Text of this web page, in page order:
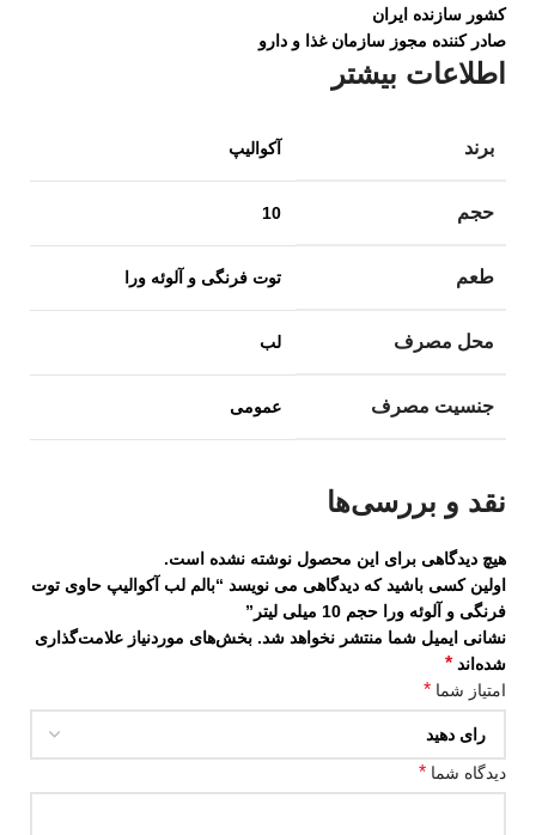
کشور سازنده ایران
صادر کننده مجوز سازمان غذا و دارو
اطلاعات بیشتر
برند آکوالیپ
حجم 10
طعم توت فرنگی و آلوئه ورا
محل مصرف لب
جنسیت مصرف عمومی
نقد و بررسی‌ها
هیچ دیدگاهی برای این محصول نوشته نشده است.
اولین کسی باشید که دیدگاهی می نویسد “بالم لب آکوالیپ حاوی توت
فرنگی و آلوئه ورا حجم 10 میلی لیتر”
نشانی ایمیل شما منتشر نخواهد شد. بخش‌های موردنیاز علامت‌گذاری
شده‌اند *
امتیاز شما *
دیدگاه شما *